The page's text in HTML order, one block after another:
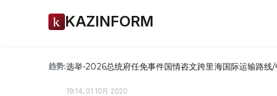
KAZINFORM
趋势:选举-2026总统府任免事件国情咨文跨里海国际运输路线
19:14, 01 10月 2020